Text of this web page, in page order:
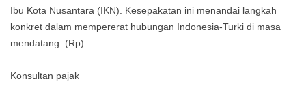
Ibu Kota Nusantara (IKN). Kesepakatan ini menandai langkah
konkret dalam mempererat hubungan Indonesia-Turki di masa
mendatang. (Rp)
Konsultan pajak